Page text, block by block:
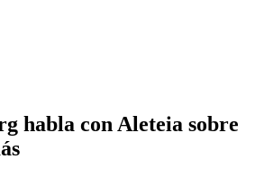
habla con Aleteia sobre